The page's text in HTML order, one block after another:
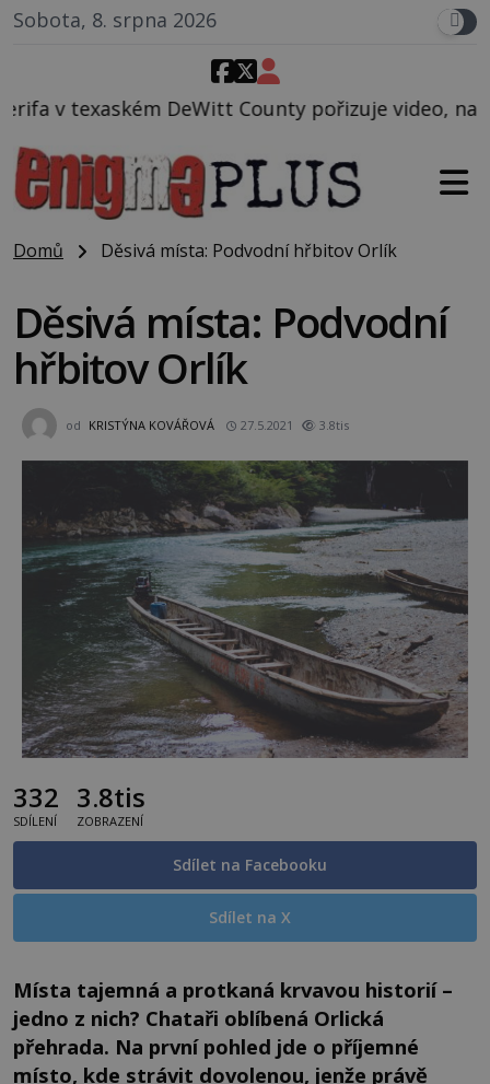
Sobota, 8. srpna 2026
pořizuje video, na kterém před jeho
Domů Děsivá místa: Podvodní hřbitov Orlík
Děsivá místa: Podvodní
hřbitov Orlík
od KRISTÝNA KOVÁŘOVÁ 27.5.2021 3.8tis
332
SDÍLENÍ
3.8tis
ZOBRAZENÍ
Sdílet na Facebooku
Sdílet na X
Místa tajemná a protkaná krvavou historií –
jedno z nich? Chataři oblíbená Orlická
přehrada. Na první pohled jde o příjemné
místo, kde strávit dovolenou, jenže právě